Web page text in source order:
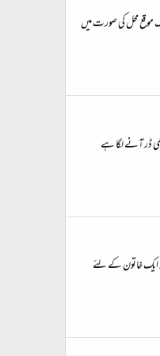
موقع محل کی صورت میں
ڈر آنے لگا ہے
پر ایک خاتون کے لئے